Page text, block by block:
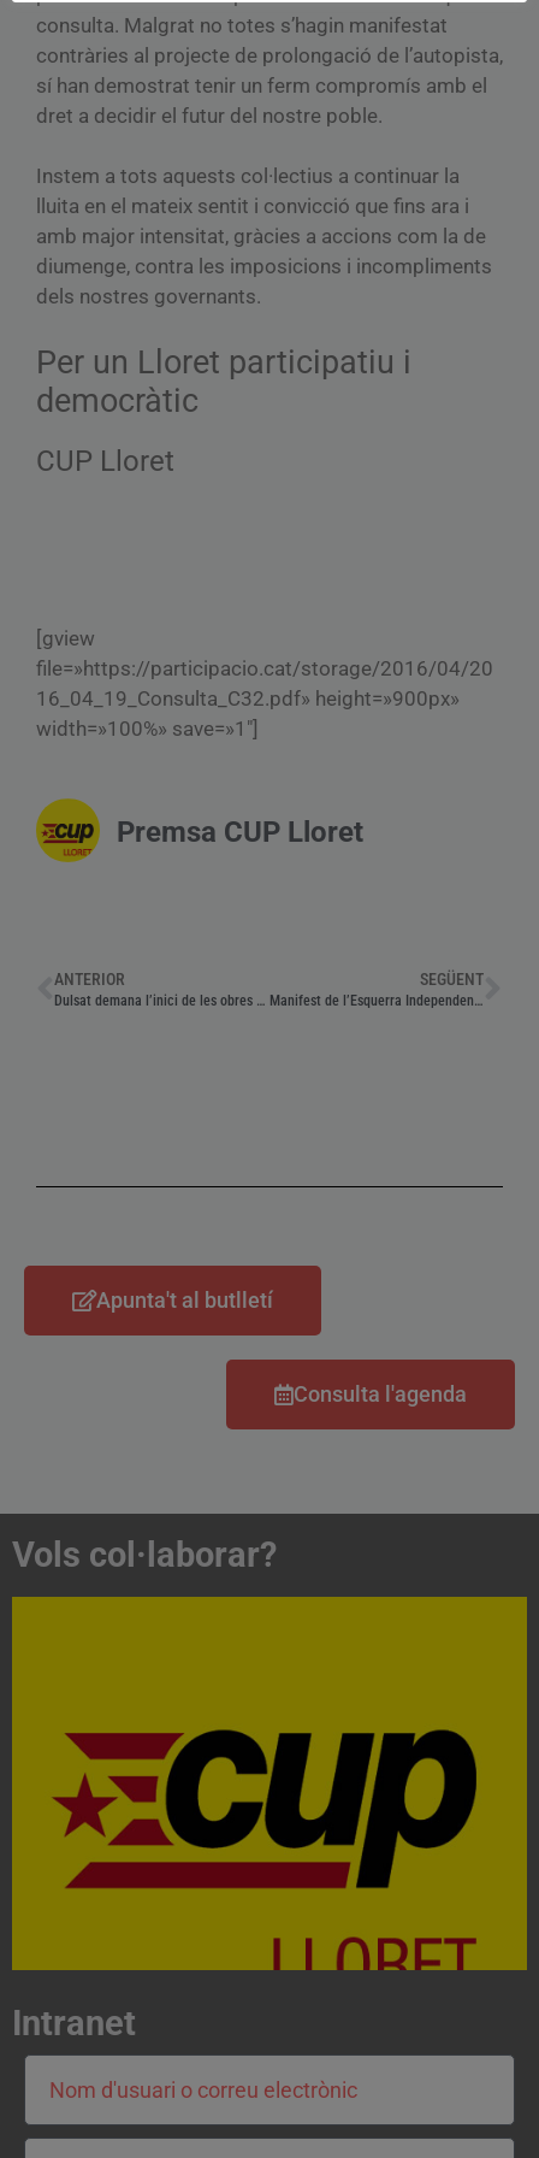
consulta. Malgrat no totes s’hagin manifestat
contràries al projecte de prolongació de l’autopista,
sí han demostrat tenir un ferm compromís amb el
dret a decidir el futur del nostre poble.
Instem a tots aquests col·lectius a continuar la
lluita en el mateix sentit i convicció que fins ara i
amb major intensitat, gràcies a accions com la de
diumenge, contra les imposicions i incompliments
dels nostres governants.
Per un Lloret participatiu i
democràtic
CUP Lloret
[gview
file=»https://participacio.cat/storage/2016/04/20
16_04_19_Consulta_C32.pdf» height=»900px»
width=»100%» save=»1″]
Premsa CUP Lloret
ANTERIOR
Dulsat demana l’inici de les obres de la C-32 fins a Lloret
SEGÜENT
Manifest de l’Esquerra Independentista per la diada del 25 d’abril del País Valencià
Apunta't al butlletí
Consulta l'agenda
Vols col·laborar?
Contacta'ns i treballa per fer realitat el projecte de
l'esquerra independentista i anticapitalista
CONTACTA
Intranet